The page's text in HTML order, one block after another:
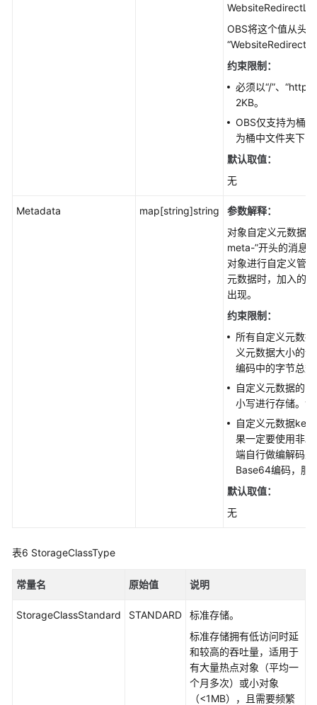
OBS将这个值从头
约束限制：
必须以“/”、
2KB。
OBS仅支持为桶
为桶中文件夹下
默认取值：
无
Metadata map[string]string
参数解释：
对象自定义元数据
meta-”开头的消息
对象进行自定义管
元数据时，加入的
出现。
约束限制：
所有自定义元数
义元数据大小的
编码中的字节总数
自定义元数据的
小写进行存储。
自定义元数据
果一定要使用非
端自行做编解码
Base64编码，服
默认取值：
无
表6 StorageClassType
常量名 原始值 说明
StorageClassStandard STANDARD
标准存储。
标准存储拥有低访问时延
和较高的吞吐量，适用于
有大量热点对象（平均一
个月多次）或小对象
（<1MB），且需要频繁